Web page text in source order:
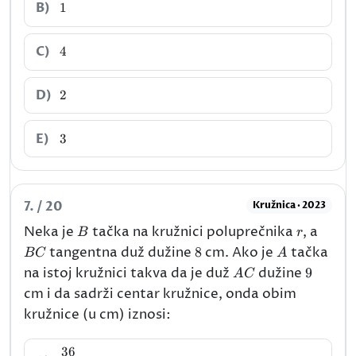
B) 1
1
C) 4
4
D) 2
2
E) 3
3
7. / 20 Kružnica · 2023
Neka je B
B tačka na kružnici poluprečnika r
r, a
BC tangentna duž dužine8
8 cm. Ako jeA
A tačka
na istoj kružnici takva da je duž AC
AC dužine9
9
cm i da sadrži centar kružnice, onda obim
kružnice (u cm) iznosi:
36